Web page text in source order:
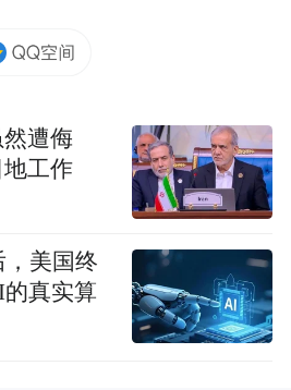
的各个历史时期中，为科
队先进事迹，具备教育功
印发《关于开展2023年科
建设与服务工作的通知》
积极响应，联合省教育
国资委、省国防科工办、
遭侮
工作
，美国终
真实算